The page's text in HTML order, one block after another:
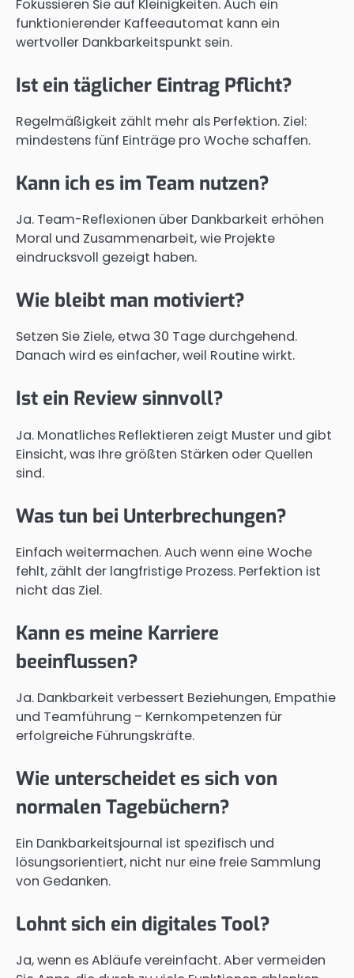
Fokussieren Sie auf Kleinigkeiten. Auch ein
funktionierender Kaffeeautomat kann ein
wertvoller Dankbarkeitspunkt sein.
Ist ein täglicher Eintrag Pflicht?
Regelmäßigkeit zählt mehr als Perfektion. Ziel:
mindestens fünf Einträge pro Woche schaffen.
Kann ich es im Team nutzen?
Ja. Team-Reflexionen über Dankbarkeit erhöhen
Moral und Zusammenarbeit, wie Projekte
eindrucksvoll gezeigt haben.
Wie bleibt man motiviert?
Setzen Sie Ziele, etwa 30 Tage durchgehend.
Danach wird es einfacher, weil Routine wirkt.
Ist ein Review sinnvoll?
Ja. Monatliches Reflektieren zeigt Muster und gibt
Einsicht, was Ihre größten Stärken oder Quellen
sind.
Was tun bei Unterbrechungen?
Einfach weitermachen. Auch wenn eine Woche
fehlt, zählt der langfristige Prozess. Perfektion ist
nicht das Ziel.
Kann es meine Karriere
beeinflussen?
Ja. Dankbarkeit verbessert Beziehungen, Empathie
und Teamführung – Kernkompetenzen für
erfolgreiche Führungskräfte.
Wie unterscheidet es sich von
normalen Tagebüchern?
Ein Dankbarkeitsjournal ist spezifisch und
lösungsorientiert, nicht nur eine freie Sammlung
von Gedanken.
Lohnt sich ein digitales Tool?
Ja, wenn es Abläufe vereinfacht. Aber vermeiden